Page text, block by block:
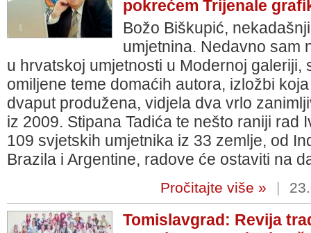
pokrećem Trijenale
Božo Biškupić,
umjetnina. Nedavno sam
u hrvatskoj umjetnosti u Modernoj
omiljene teme domaćih autora, izložbi
dvaput produžena, vidjela dva vrlo
iz 2009. Stipana Tadića te nešto raniji rad
109 svjetskih umjetnika iz 33 zemlje, od
Brazila i Argentine, radove će ostaviti na
Pročitajte više » |
Tomislavgrad: Revija